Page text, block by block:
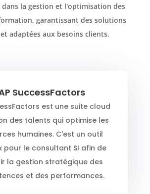
la gestion et l'optimisation des
garantissant des solutions
adaptées aux besoins clients.
SuccessFactors
est une suite cloud
des talents qui optimise les
humaines. C'est un outil
pour le consultant SI afin de
la gestion stratégique des
et des performances.